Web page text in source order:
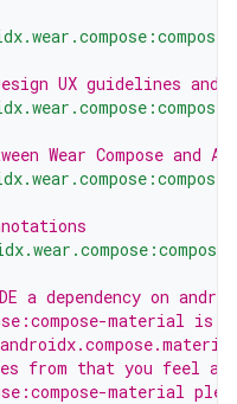
UX guidelines and
Wear Compose and
a dependency on
material is
from that you feel are
material